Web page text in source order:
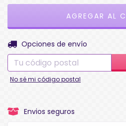
Entregas para el CP:
Opciones de envío
No sé mi código postal
Envios seguros